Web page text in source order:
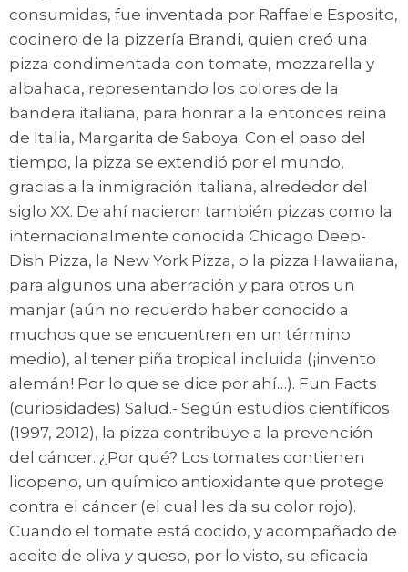
consumidas, fue inventada por Raffaele Esposito,
cocinero de la pizzería Brandi, quien creó una
pizza condimentada con tomate, mozzarella y
albahaca, representando los colores de la
bandera italiana, para honrar a la entonces reina
de Italia, Margarita de Saboya. Con el paso del
tiempo, la pizza se extendió por el mundo,
gracias a la inmigración italiana, alrededor del
siglo XX. De ahí nacieron también pizzas como la
internacionalmente conocida Chicago Deep-
Dish Pizza, la New York Pizza, o la pizza Hawaiiana,
para algunos una aberración y para otros un
manjar (aún no recuerdo haber conocido a
muchos que se encuentren en un término
medio), al tener piña tropical incluida (¡invento
alemán! Por lo que se dice por ahí…). Fun Facts
(curiosidades) Salud.- Según estudios científicos
(1997, 2012), la pizza contribuye a la prevención
del cáncer. ¿Por qué? Los tomates contienen
licopeno, un químico antioxidante que protege
contra el cáncer (el cual les da su color rojo).
Cuando el tomate está cocido, y acompañado de
aceite de oliva y queso, por lo visto, su eficacia